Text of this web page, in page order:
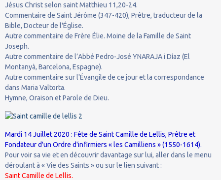
Jésus Christ selon saint Matthieu 11,20-24.
Commentaire de Saint Jérôme (347-420), Prêtre, traducteur de la
Bible, Docteur de l'Église.
Autre commentaire de Frère Élie. Moine de la Famille de Saint
Joseph.
Autre commentaire de l’Abbé Pedro-José YNARAJA i Díaz (El
Montanyà, Barcelona, Espagne).
Autre commentaire sur l'Évangile de ce jour et la correspondance
dans Maria Valtorta.
Hymne, Oraison et Parole de Dieu.
Mardi 14 Juillet 2020 : Fête de Saint Camille de Lellis, Prêtre et
Fondateur d'un Ordre d'infirmiers « les Camilliens » (1550-1614).
Pour voir sa vie et en découvrir davantage sur lui, aller dans le menu
déroulant à « Vie des Saints » ou sur le lien suivant :
Saint Camille de Lellis.